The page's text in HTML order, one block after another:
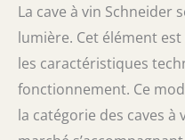
La cave à vin
lumière. Cet élément
les caractéristiques
fonctionnement. Ce
la catégorie des caves